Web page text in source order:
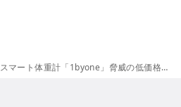
スマート体重計「1byone」脅威の低価格、そして高機能。